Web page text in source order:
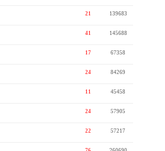
21 139683
41 145688
17 67358
24 84269
11 45458
24 57905
22 57217